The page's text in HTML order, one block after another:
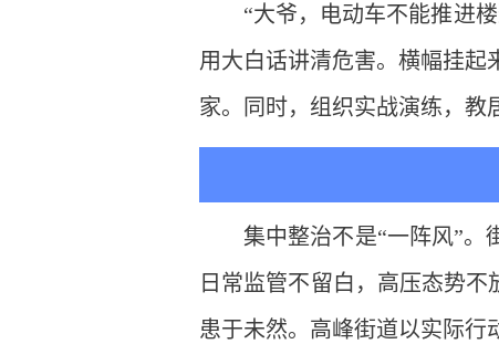
“大爷，电动车不能推进
用大白话讲清危害。横幅挂起
家。同时，组织实战演练，教
集中整治不是“一阵风”。
日常监管不留白，高压态势
患于未然。高峰街道以实际行